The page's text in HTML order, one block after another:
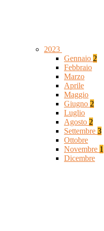
2023
Gennaio 2
Febbraio
Marzo
Aprile
Maggio
Giugno 2
Luglio
Agosto 2
Settembre 3
Ottobre
Novembre 1
Dicembre